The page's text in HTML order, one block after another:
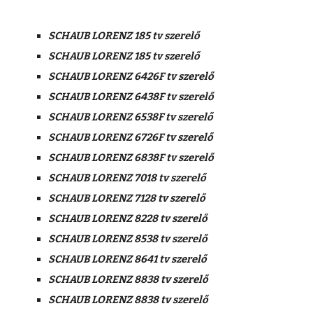
SCHAUB LORENZ 185 tv szerelő
SCHAUB LORENZ 185 tv szerelő
SCHAUB LORENZ 6426F tv szerelő
SCHAUB LORENZ 6438F tv szerelő
SCHAUB LORENZ 6538F tv szerelő
SCHAUB LORENZ 6726F tv szerelő
SCHAUB LORENZ 6838F tv szerelő
SCHAUB LORENZ 7018 tv szerelő
SCHAUB LORENZ 7128 tv szerelő
SCHAUB LORENZ 8228 tv szerelő
SCHAUB LORENZ 8538 tv szerelő
SCHAUB LORENZ 8641 tv szerelő
SCHAUB LORENZ 8838 tv szerelő
SCHAUB LORENZ 8838 tv szerelő